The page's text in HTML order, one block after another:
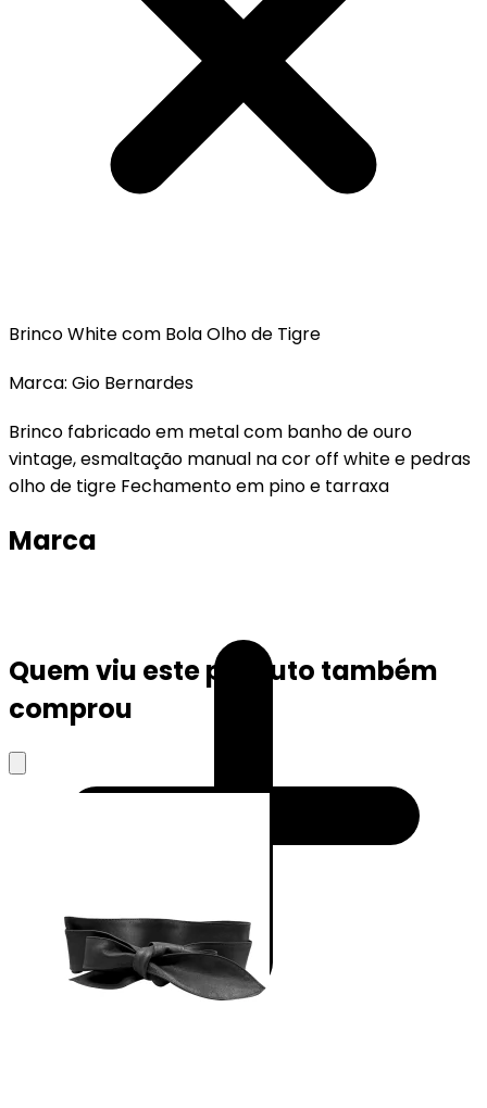
Brinco White com Bola Olho de Tigre
Marca: Gio Bernardes
Brinco fabricado em metal com banho de ouro
vintage, esmaltação manual na cor off white e pedras
olho de tigre Fechamento em pino e tarraxa
Marca
Quem viu este produto também
comprou